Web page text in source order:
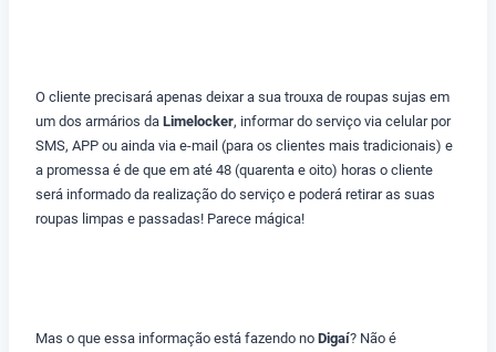
O cliente precisará apenas deixar a sua trouxa de roupas sujas em
um dos armários da Limelocker, informar do serviço via celular por
SMS, APP ou ainda via e-mail (para os clientes mais tradicionais) e
a promessa é de que em até 48 (quarenta e oito) horas o cliente
será informado da realização do serviço e poderá retirar as suas
roupas limpas e passadas! Parece mágica!
Mas o que essa informação está fazendo no Digaí? Não é